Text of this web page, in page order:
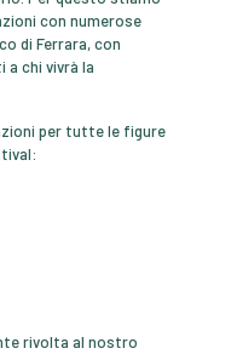
con numerose
di Ferrara, con
chi vivrà la
per tutte le figure
rivolta al nostro